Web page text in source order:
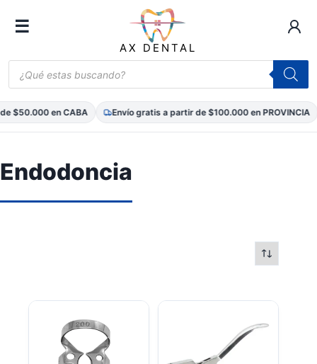
☰
AX DENTAL
Búsqueda
de
productos
$50.000 en CABA Envío gratis a partir de $100.000 en PROVINCIA
contenido
Endodoncia